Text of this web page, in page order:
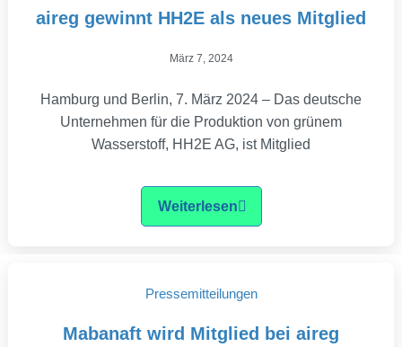
aireg gewinnt HH2E als neues Mitglied
März 7, 2024
Hamburg und Berlin, 7. März 2024 – Das deutsche
Unternehmen für die Produktion von grünem
Wasserstoff, HH2E AG, ist Mitglied
Weiterlesen
Pressemitteilungen
Mabanaft wird Mitglied bei aireg